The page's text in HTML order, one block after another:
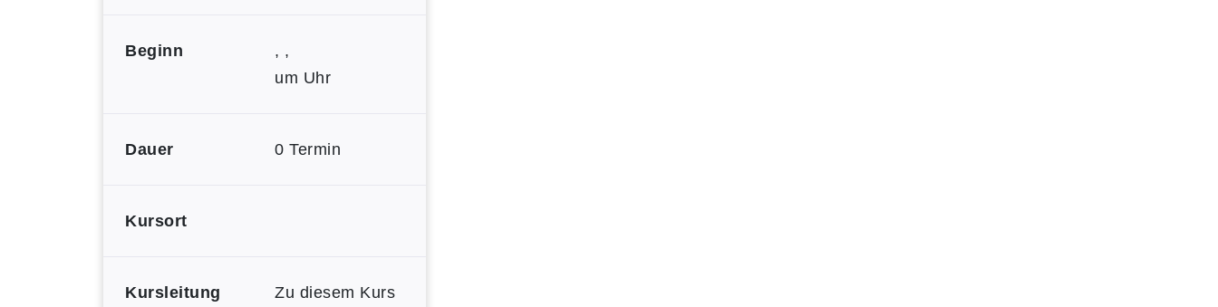
Beginn
, ,
um Uhr
Dauer 0 Termin
Kursort
Kursleitung Zu diesem Kurs